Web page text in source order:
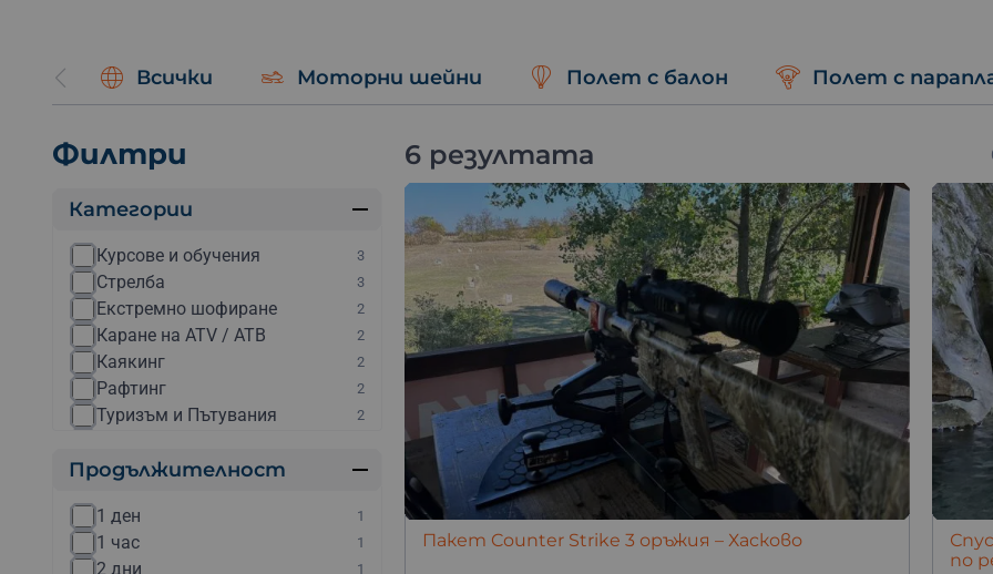
Всички Моторни шейни Полет с балон Полет с
Филтри
Категории
Курсове и обучения 3
Стрелба 3
Екстремно шофиране 2
Каране на ATV / АТВ 2
Каякинг 2
Рафтинг 2
Туризъм и Пътувания 2
Гмуркане с акваланг 1
Дрифт шофиране 1
Други 1
Продължителност
1 ден 1
1 час 1
2 дни 1
6 резултата
Пакет Counter Strike 3 оръжия – Хасково
по